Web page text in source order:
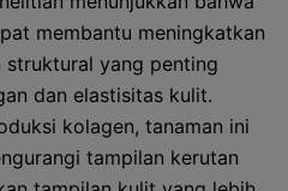
membantu meningkatkan
yang penting
dan elastisitas kulit.
kolagen, tanaman ini
tampilan kerutan